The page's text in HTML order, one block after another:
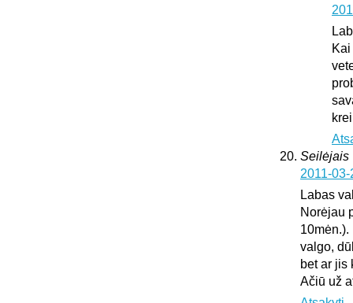
Seilėjais
2011-
Labas
Norėjau
valgo,
bet ar jis
Ačiū už